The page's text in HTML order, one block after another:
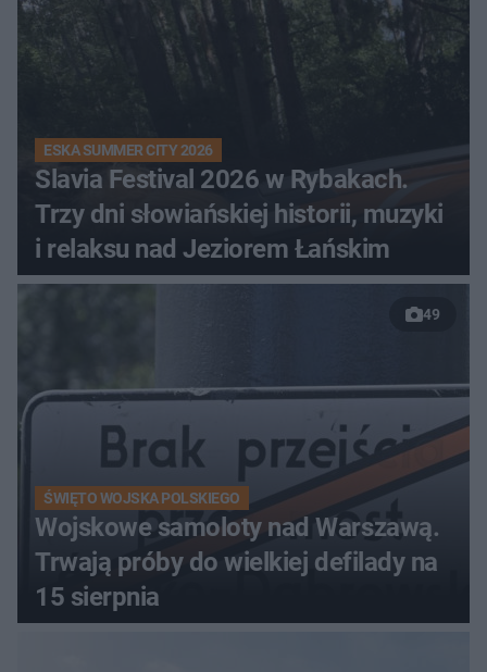
ESKA SUMMER CITY 2026
Slavia Festival 2026 w Rybakach.
Trzy dni słowiańskiej historii, muzyki
i relaksu nad Jeziorem Łańskim
49
ŚWIĘTO WOJSKA POLSKIEGO
Wojskowe samoloty nad Warszawą.
Trwają próby do wielkiej defilady na
15 sierpnia